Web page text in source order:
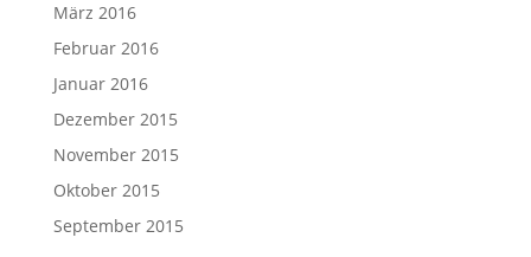
März 2016
Februar 2016
Januar 2016
Dezember 2015
November 2015
Oktober 2015
September 2015